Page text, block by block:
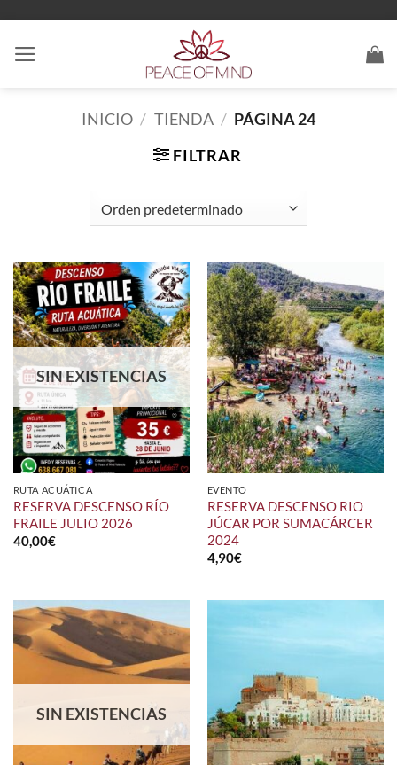
INICIO / TIENDA / PÁGINA 24
FILTRAR
SIN EXISTENCIAS
RUTA ACUÁTICA
RESERVA DESCENSO RÍO
FRAILE JULIO 2026
40,00€
EVENTO
RESERVA DESCENSO RIO
JÚCAR POR SUMACÁRCER
2024
4,90€
SIN EXISTENCIAS